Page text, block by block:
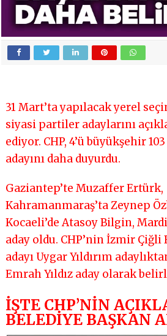
31 Mart’ta yapılacak yerel
siyasi partiler adaylarını
ediyor. CHP, 4’ü büyükşehir
adayını daha duyurdu.
Gaziantep’te Muzaffer Ertürk,
Kahramanmaraş’ta Zeynep
Kocaeli’de Atasoy Bilgin,
aday oldu. CHP’nin İzmir Çiğli
adayı Uygar Yıldırım
Emrah Yıldız aday olarak
İŞTE CHP’NİN
BELEDİYE BAŞKAN